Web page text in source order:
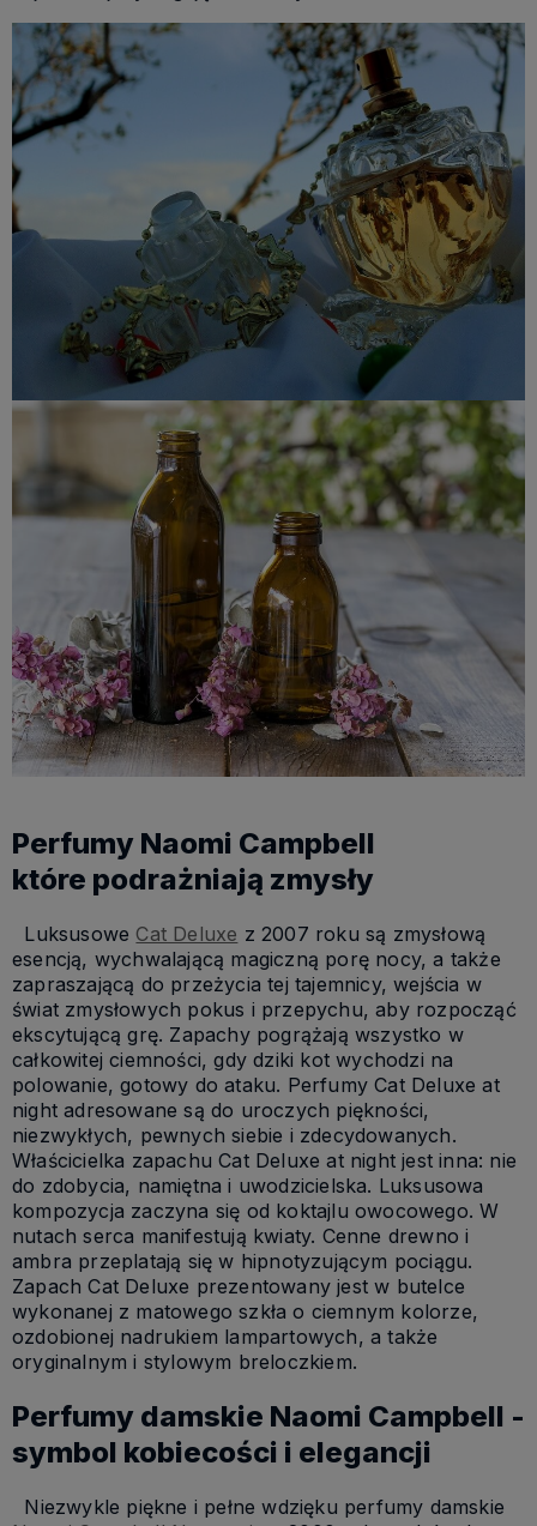
Perfumy Naomi Campbell
które podrażniają zmysły
Luksusowe Cat Deluxe z 2007 roku są zmysłową
esencją, wychwalającą magiczną porę nocy, a także
zapraszającą do przeżycia tej tajemnicy, wejścia w
świat zmysłowych pokus i przepychu, aby rozpocząć
ekscytującą grę. Zapachy pogrążają wszystko w
całkowitej ciemności, gdy dziki kot wychodzi na
polowanie, gotowy do ataku. Perfumy Cat Deluxe at
night adresowane są do uroczych piękności,
niezwykłych, pewnych siebie i zdecydowanych.
Właścicielka zapachu Cat Deluxe at night jest inna: nie
do zdobycia, namiętna i uwodzicielska. Luksusowa
kompozycja zaczyna się od koktajlu owocowego. W
nutach serca manifestują kwiaty. Cenne drewno i
ambra przeplatają się w hipnotyzującym pociągu.
Zapach Cat Deluxe prezentowany jest w butelce
wykonanej z matowego szkła o ciemnym kolorze,
ozdobionej nadrukiem lampartowych, a także
oryginalnym i stylowym breloczkiem.
Perfumy damskie Naomi Campbell -
symbol kobiecości i elegancji
Niezwykle piękne i pełne wdzięku perfumy damskie